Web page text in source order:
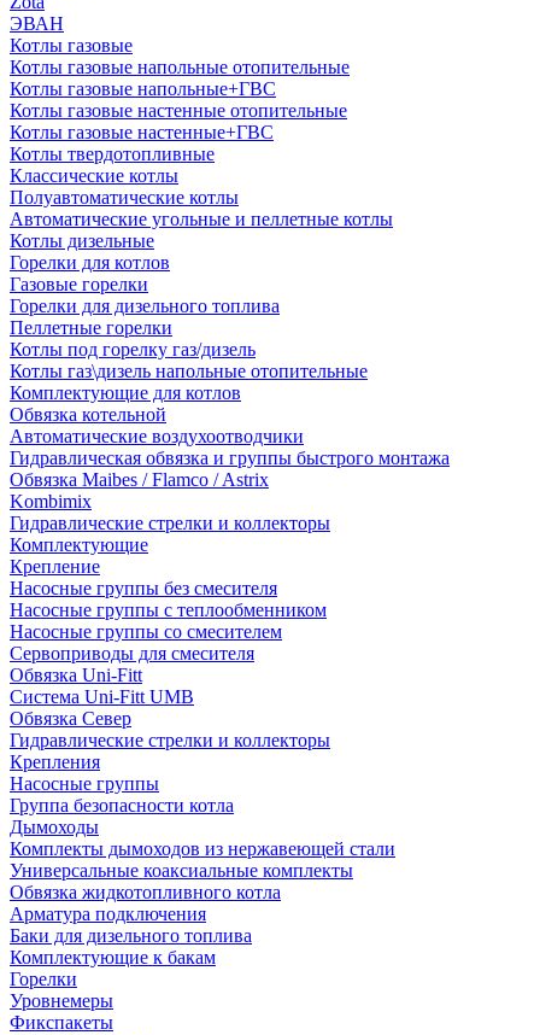
ЭВАН
Котлы газовые
Котлы газовые напольные отопительные
Котлы газовые напольные+ГВС
Котлы газовые настенные отопительные
Котлы газовые настенные+ГВС
Котлы твердотопливные
Классические котлы
Полуавтоматические котлы
Автоматические угольные и пеллетные котлы
Котлы дизельные
Горелки для котлов
Газовые горелки
Горелки для дизельного топлива
Пеллетные горелки
Котлы под горелку газ/дизель
Котлы газ\дизель напольные отопительные
Комплектующие для котлов
Обвязка котельной
Автоматические воздухоотводчики
Гидравлическая обвязка и группы быстрого монтажа
Обвязка Maibes / Flamco / Astrix
Kombimix
Гидравлические стрелки и коллекторы
Комплектующие
Крепление
Насосные группы без смесителя
Насосные группы с теплообменником
Насосные группы со смесителем
Сервоприводы для смесителя
Обвязка Uni-Fitt
Система Uni-Fitt UMB
Обвязка Север
Гидравлические стрелки и коллекторы
Крепления
Насосные группы
Группа безопасности котла
Дымоходы
Комплекты дымоходов из нержавеющей стали
Универсальные коаксиальные комплекты
Обвязка жидкотопливного котла
Арматура подключения
Баки для дизельного топлива
Комплектующие к бакам
Горелки
Уровнемеры
Фикспакеты